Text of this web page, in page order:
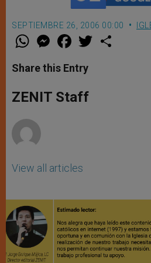
SEPTIEMBRE 26, 2006 00:00
W
t
s
p
p
M
e
s
e
g
e
F
a
e
b
o
k
w
Share this Entry
ZENIT Staff
View all articles